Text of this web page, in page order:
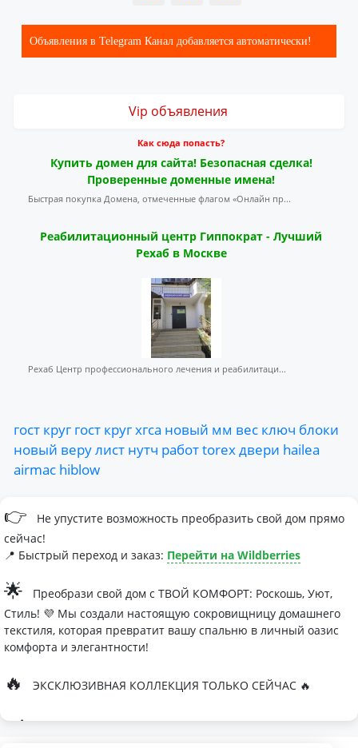
Объявления в Telegram Канал добавляется автоматически!
Vip объявления
Как сюда попасть?
Купить домен для сайта! Безопасная сделка!
Проверенные доменные имена!
Быстрая покупка Домена, отмеченные флагом «Онлайн пр...
Реабилитационный центр Гиппократ - Лучший
Рехаб в Москве
Рехаб Центр профессионального лечения и реабилитаци...
гост круг гост кругхгса новый мм вес ключ блоки
новый верулист нутч работtorexдвери hailea
airmac hiblow
👉
Не упустите возможность преобразить свой дом прямо
сейчас!
📍 Быстрый переход и заказ: Перейти на Wildberries
🌟
Преобрази свой дом с ТВОЙ КОМФОРТ: Роскошь, Уют,
Стиль! 💜 Мы создали настоящую сокровищницу домашнего
текстиля, которая превратит вашу спальню в личный оазис
комфорта и элегантности!
🔥 ЭКСКЛЮЗИВНАЯ КОЛЛЕКЦИЯ ТОЛЬКО СЕЙЧАС 🔥
🛏